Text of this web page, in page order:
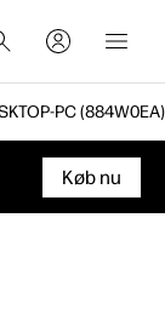
PC (884W0EA)
Køb nu